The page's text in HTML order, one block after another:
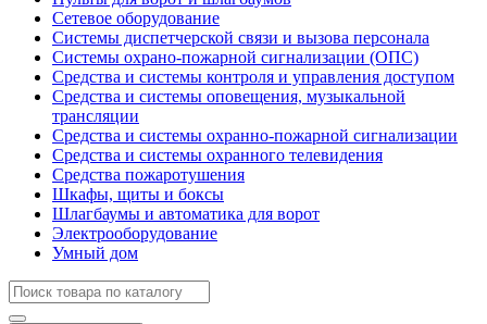
Сетевое оборудование
Системы диспетчерской связи и вызова персонала
Системы охрано-пожарной сигнализации (ОПС)
Средства и системы контроля и управления доступом
Средства и системы оповещения, музыкальной
трансляции
Средства и системы охранно-пожарной сигнализации
Средства и системы охранного телевидения
Средства пожаротушения
Шкафы, щиты и боксы
Шлагбаумы и автоматика для ворот
Электрооборудование
Умный дом